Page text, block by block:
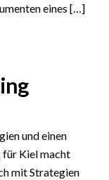
eines […]
und einen
Kiel macht
mit Strategien